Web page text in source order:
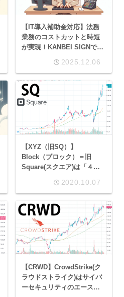
【IT導入補助金対応】法務
業務のコストカットと時短
が実現！KANBEI SIGNで契
2025.12.06
【XYZ（旧SQ）】
Block（ブロック）＝旧
Square(スクエア)は「４大
系」のひとつ！フィンテッ
て
2020.10.07
【CRWD】CrowdStrike(ク
ラウドストライク)はサイバ
ーセキュリティのエースス